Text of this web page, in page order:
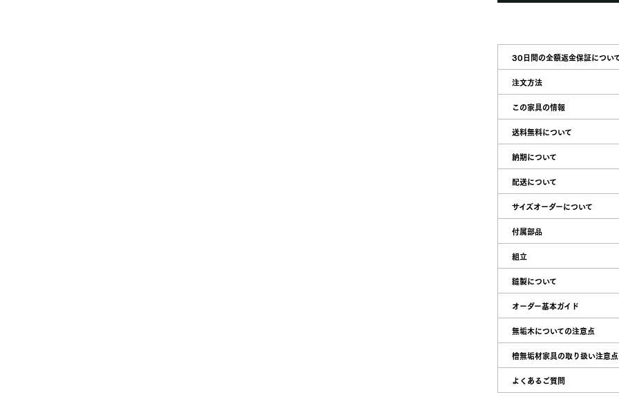
30日間の全額返金保証につい
注文方法
この家具の情報
送料無料について
納期について
配送について
サイズオーダーについて
付属部品
組立
縫製について
オーダー基本ガイド
無垢木についての注意点
檜無垢材家具の取り扱い注意点
よくあるご質問